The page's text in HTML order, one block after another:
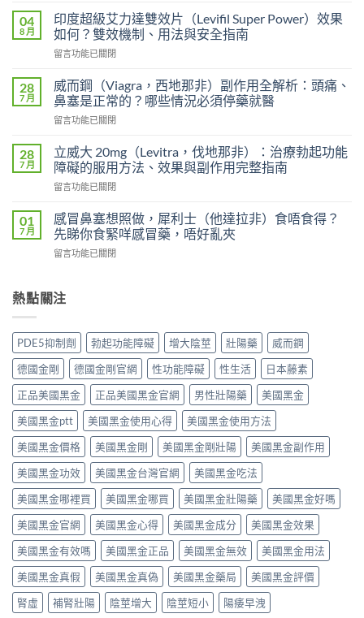
期
服
用
雙
犀
利
士
會
癮
嗎？
效
利
士
副
大
嗎？
賴
性、
停
藥
反
應
與
安
全
用
法
完
整
解
析〉
中
04
8 月
印度超級艾力達雙效片（Levifil Super Power）效果
如何？雙效機制、用法與安全指南
在
度
超
級
艾
達
雙
效
片
Super
Power）
果
雙
制、
用
法
與
安
全
指
南〉
中
留言功能已關閉
28
7 月
威而鋼（Viagra，西地那非）副作用全解析：頭痛、
鼻塞是正常的？哪些情況必須停藥就醫
在
而
鋼
（Viagra，
西
那
非）
副
作
解
痛、
鼻
塞
是
正
常
的？
哪
些
情
況
必
須
停
藥
就
醫〉
中
留言功能已關閉
28
7 月
立威大 20mg（Levitra，伐地那非）：治療勃起功能
障礙的服用方法、效果與副作用完整指南
在
威
大
20mg（Levitra，
伐
非）：
勃
起
功
能
障
礙
的
服
用
方
法、
效
果
與
副
作
用
完
整
指
南〉
留言功能已關閉
01
7 月
感冒鼻塞想照做，犀利士（他達拉非）食唔食得？
先睇你食緊咩感冒藥，唔好亂夾
在
鼻
塞
照
做，
犀
利
士
（他
達
拉
非）
食
唔
食
得？
先
睇
你
食
緊
咩
感
冒
留言功能已關閉
熱點關注
PDE5抑制劑 勃起功能障礙 增大陰莖 壯陽藥
威而鋼
德國金剛
德國金剛官網 性功能障礙 性生活
日本藤素
正品美國黑金
正品美國黑金官網 男性壯陽藥
美國黑金
美國黑金ptt
美國黑金使用心得
美國黑金使用方法
美國黑金價格
美國黑金剛 美國黑金剛壯陽
美國黑金副作用
美國黑金功效
美國黑金台灣官網
美國黑金吃法
美國黑金哪裡買
美國黑金哪買 美國黑金壯陽藥
美國黑金好嗎
美國黑金官網
美國黑金心得 美國黑金成分
美國黑金效果
美國黑金有效嗎
美國黑金正品 美國黑金無效
美國黑金用法
美國黑金真假
美國黑金真偽 美國黑金藥局
美國黑金評價
腎虛
補腎壯陽 陰莖增大 陰莖短小 陽痿早洩